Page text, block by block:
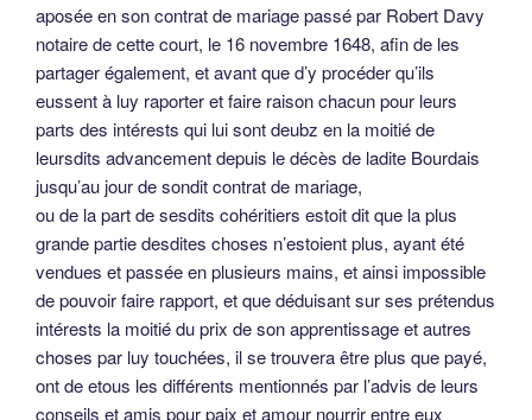
aposée en son contrat de mariage passé par Robert Davy
notaire de cette court, le 16 novembre 1648, afin de les
partager également, et avant que d’y procéder qu’ils
eussent à luy raporter et faire raison chacun pour leurs
parts des intérests qui lui sont deubz en la moitié de
leursdits advancement depuis le décès de ladite Bourdais
jusqu’au jour de sondit contrat de mariage,
ou de la part de sesdits cohéritiers estoit dit que la plus
grande partie desdites choses n’estoient plus, ayant été
vendues et passée en plusieurs mains, et ainsi impossible
de pouvoir faire rapport, et que déduisant sur ses prétendus
intérests la moitié du prix de son apprentissage et autres
choses par luy touchées, il se trouvera être plus que payé,
ont de etous les différents mentionnés par l’advis de leurs
conseils et amis pour paix et amour nourrir entre eux